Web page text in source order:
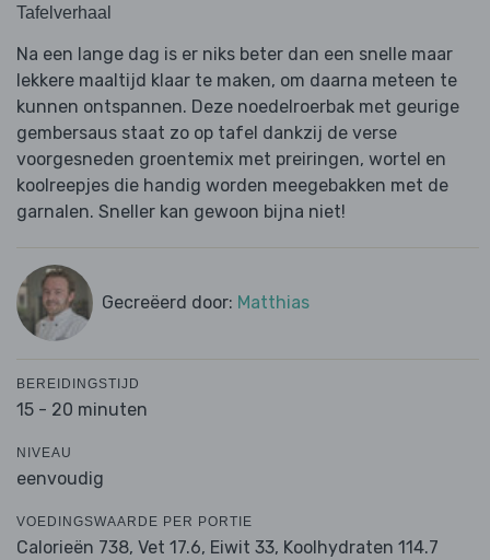
Tafelverhaal
Na een lange dag is er niks beter dan een snelle maar
lekkere maaltijd klaar te maken, om daarna meteen te
kunnen ontspannen. Deze noedelroerbak met geurige
gembersaus staat zo op tafel dankzij de verse
voorgesneden groentemix met preiringen, wortel en
koolreepjes die handig worden meegebakken met de
garnalen. Sneller kan gewoon bijna niet!
Gecreëerd door: Matthias
BEREIDINGSTIJD
15 - 20 minuten
NIVEAU
eenvoudig
VOEDINGSWAARDE PER PORTIE
Calorieën 738, Vet 17.6, Eiwit 33, Koolhydraten 114.7